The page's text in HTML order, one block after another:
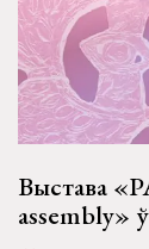
Выстава
assembly»